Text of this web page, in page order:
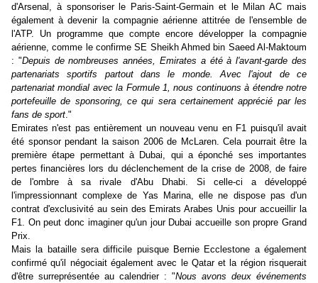
d'Arsenal, à sponsoriser le Paris-Saint-Germain et le Milan AC mais
également à devenir la compagnie aérienne attitrée de l'ensemble de
l'ATP. Un programme que compte encore développer la compagnie
aérienne, comme le confirme SE Sheikh Ahmed bin Saeed Al-Maktoum
: "Depuis de nombreuses années, Emirates a été à l'avant-garde des
partenariats sportifs partout dans le monde. Avec l'ajout de ce
partenariat mondial avec la Formule 1, nous continuons à étendre notre
portefeuille de sponsoring, ce qui sera certainement apprécié par les
fans de sport."
Emirates n'est pas entièrement un nouveau venu en F1 puisqu'il avait
été sponsor pendant la saison 2006 de McLaren. Cela pourrait être la
première étape permettant à Dubai, qui a éponché ses importantes
pertes financières lors du déclenchement de la crise de 2008, de faire
de l'ombre à sa rivale d'Abu Dhabi. Si celle-ci a développé
l'impressionnant complexe de Yas Marina, elle ne dispose pas d'un
contrat d'exclusivité au sein des Emirats Arabes Unis pour accueillir la
F1. On peut donc imaginer qu'un jour Dubai accueille son propre Grand
Prix.
Mais la bataille sera difficile puisque Bernie Ecclestone a également
confirmé qu'il négociait également avec le Qatar et la région risquerait
d'être surreprésentée au calendrier : "Nous avons deux événements